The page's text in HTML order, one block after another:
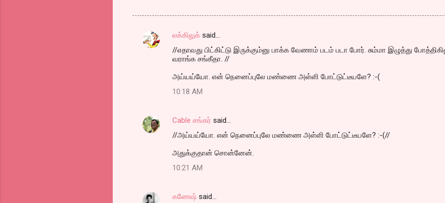
C
t
லக்கிலுக் said…
//எதாவது பிட்கிட்டு இருக்கும்னு பாக்க வேணாம் படம் படா போர். சும்மா இழுத்து
வராங்க சங்கீதா. //
அய்யய்யோ. என் நெனைப்புலே மண்ணை அள்ளி போட்டுட்டீயளே? :-(
10:18 AM
Cable சங்கர் said…
//அய்யய்யோ. என் நெனைப்புலே மண்ணை அள்ளி போட்டுட்டீயளே? :-(//
அதுக்குதான் சொன்னேன்.
10:21 AM
கணேஷ் said…